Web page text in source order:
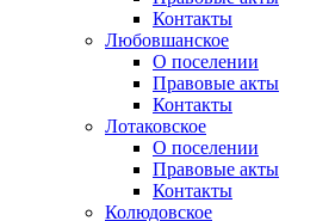
Контакты
Любовшанское
О поселении
Правовые акты
Контакты
Лотаковское
О поселении
Правовые акты
Контакты
Колюдовское